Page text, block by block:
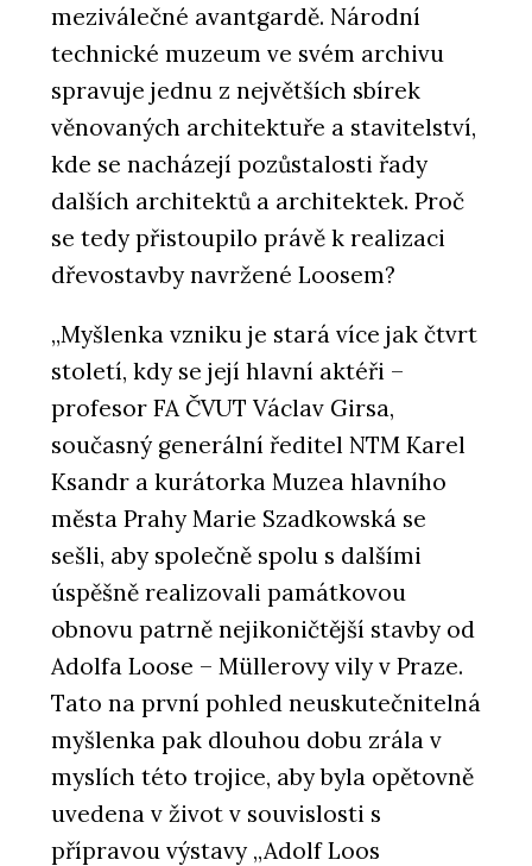
meziválečné avantgardě. Národní
technické muzeum ve svém archivu
spravuje jednu z největších sbírek
věnovaných architektuře a stavitelství,
kde se nacházejí pozůstalosti řady
dalších architektů a architektek. Proč
se tedy přistoupilo právě k realizaci
dřevostavby navržené Loosem?
„Myšlenka vzniku je stará více jak čtvrt
století, kdy se její hlavní aktéři –
profesor FA ČVUT Václav Girsa,
současný generální ředitel NTM Karel
Ksandr a kurátorka Muzea hlavního
města Prahy Marie Szadkowská se
sešli, aby společně spolu s dalšími
úspěšně realizovali památkovou
obnovu patrně nejikoničtější stavby od
Adolfa Loose – Müllerovy vily v Praze.
Tato na první pohled neuskutečnitelná
myšlenka pak dlouhou dobu zrála v
myslích této trojice, aby byla opětovně
uvedena v život v souvislosti s
přípravou výstavy „Adolf Loos